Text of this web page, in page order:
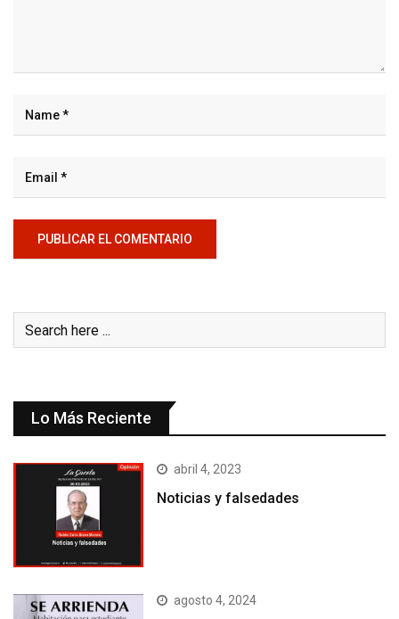
Lo Más Reciente
abril 4, 2023
Noticias y falsedades
agosto 4, 2024